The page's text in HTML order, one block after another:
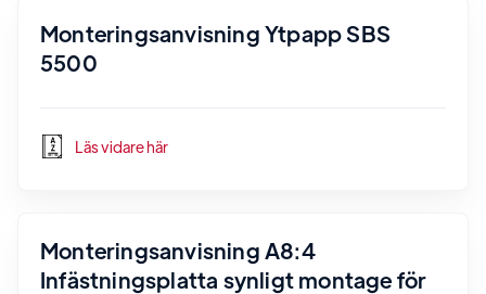
Monteringsanvisning Ytpapp SBS
5500
Läs vidare här
Monteringsanvisning A8:4
Infästningsplatta synligt montage för